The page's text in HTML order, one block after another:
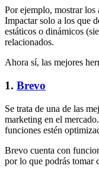
Por ejemplo, mostrar los
Impactar solo a los que
estáticos o dinámicos
relacionados.
Ahora sí, las mejores
1. Brevo
Se trata de una de las
marketing en el
funciones estén
Brevo cuenta con
por lo que podrás tomar